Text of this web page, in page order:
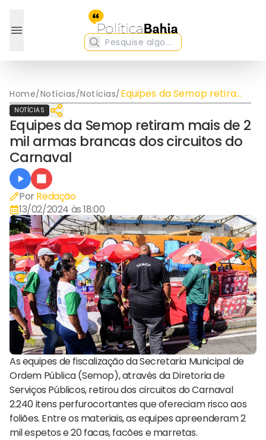
Home/Notícias/Notícias/Equipes da Semop retiram
mais de 2 mil armas
brancas dos circuitos do
Carnaval
NOTÍCIAS
Equipes da Semop retiram mais de 2
mil armas brancas dos circuitos do
Carnaval
Por Redação
13/02/2024 às 18:00
As equipes de fiscalização da Secretaria Municipal de
Ordem Pública (Semop), através da Diretoria de
Serviços Públicos, retirou dos circuitos do Carnaval
2.240 itens perfurocortantes que ofereciam risco aos
foliões. Entre os materiais, as equipes apreenderam 2
mil espetos e 20 facas, facões e marretas.